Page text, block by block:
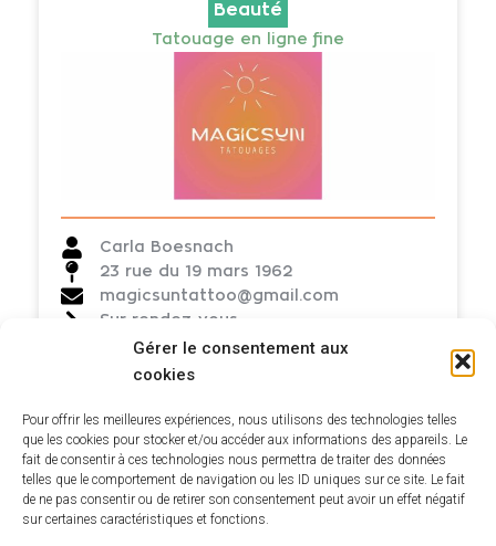
Gérer le consentement aux
cookies
Pour offrir les meilleures expériences, nous utilisons des technologies telles
que les cookies pour stocker et/ou accéder aux informations des appareils. Le
fait de consentir à ces technologies nous permettra de traiter des données
telles que le comportement de navigation ou les ID uniques sur ce site. Le fait
de ne pas consentir ou de retirer son consentement peut avoir un effet négatif
sur certaines caractéristiques et fonctions.
Beauté
Tatouage en ligne fine
Carla Boesnach
23 rue du 19 mars 1962
magicsuntattoo@gmail.com
Sur rendez-vous
Voir tous les commerçants